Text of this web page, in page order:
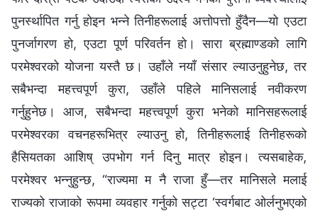
पुनर्स्थापित गर्नु होइन भन्‍ने तिनीहरूलाई अत्तोपत्तो हुँदैन—यो एउटा
पुनर्जागरण हो, एउटा पूर्ण परिवर्तन हो। सारा ब्रह्माण्डको लागि
परमेश्‍वरको योजना यस्तै छ। उहाँले नयाँ संसार ल्याउनुहुनेछ, तर
सबैभन्दा महत्त्वपूर्ण कुरा, उहाँले पहिले मानिसलाई नवीकरण
गर्नुहुनेछ। आज, सबैभन्दा महत्त्वपूर्ण कुरा भनेको मानिसहरूलाई
परमेश्‍वरका वचनहरूभित्र ल्याउनु हो, तिनीहरूलाई तिनीहरूको
हैसियतका आशिष्‌ उपभोग गर्न दिनु मात्र होइन। त्यसबाहेक,
परमेश्‍वर भन्‍नुहुन्छ, “राज्यमा म नै राजा हुँ—तर मानिसले मलाई
राज्यको राजाको रूपमा व्यवहार गर्नुको सट्टा ‘स्वर्गबाट ओर्लनुभएको